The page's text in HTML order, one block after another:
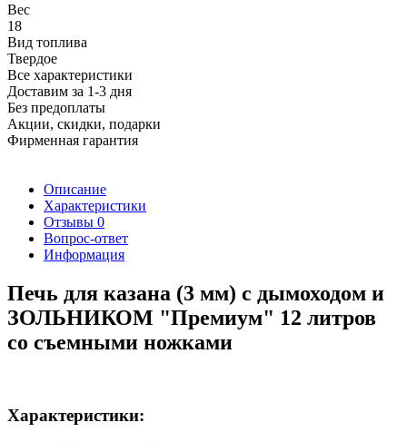
Вес
18
Вид топлива
Твердое
Все характеристики
Доставим за 1-3 дня
Без предоплаты
Акции, скидки, подарки
Фирменная гарантия
Описание
Характеристики
Отзывы 0
Вопрос-ответ
Информация
Печь для казана (3 мм) с дымоходом и
ЗОЛЬНИКОМ "Премиум" 12 литров
со съемными ножками
Характеристики: